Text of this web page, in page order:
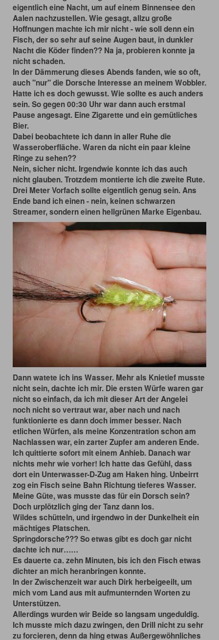
eigentlich eine Nacht, um auf einem Binnensee den
Aalen nachzustellen. Wie gesagt, allzu große
Hoffnungen machte ich mir nicht - wie soll denn ein
Fisch, der so sehr auf seine Augen baut, in dunkler
Nacht die Köder finden?? Na ja, probieren konnte ja
nicht schaden.
In der Dämmerung dieses Abends fanden, wie so oft,
auch "nur" die Dorsche Interesse an meinem Wobbler.
Hatte ich es doch gewusst. Wie sollte es auch anders
sein. So gegen 00:30 Uhr war dann auch erstmal
Pause angesagt. Eine Zigarette und ein gemütliches
Bier.
Dabei beobachtete ich dann in aller Ruhe die
Wasseroberfläche. Waren da nicht ein paar kleine
Ringe zu sehen??
Nein, sicher nicht. Irgendwie konnte ich das auch
nicht glauben. Trotzdem montierte ich die zweite Rute.
Drei Meter Vorfach sollte eigentlich genug sein. Ans
Ende band ich einen - nein, keinen schwarzen
Streamer, sondern einen hellgrünen Marke Eigenbau.
Dann watete ich ins Wasser. Mehr als Knietief musste
nicht sein, dachte ich mir. Die ersten Würfe waren gar
nicht so einfach, da ich mit dieser Art der Angelei
noch nicht so vertraut war, aber nach und nach
funktionierte es dann doch immer besser. Nach
etlichen Würfen, als meine Konzentration schon am
Nachlassen war, ein zarter Zupfer am anderen Ende.
Ich quittierte sofort mit einem Anhieb. Danach war
nichts mehr wie vorher! Ich hatte das Gefühl, dass
dort ein Unterwasser-D-Zug am Haken hing. Unbeirrt
zog ein Fisch seine Bahn Richtung tieferes Wasser.
Meine Güte, was musste das für ein Dorsch sein?
Doch urplötzlich ging der Tanz dann los.
Wildes schütteln, und irgendwo in der Dunkelheit ein
mächtiges Platschen.
Springdorsche??? So etwas gibt es doch gar nicht
dachte ich nur……
Es dauerte ca. zehn Minuten, bis ich den Fisch etwas
dichter an mich heranbringen konnte.
In der Zwischenzeit war auch Dirk herbeigeeilt, um
mich vom Land aus mit aufmunternden Worten zu
Unterstützen.
Allerdings wurden wir Beide so langsam ungeduldig.
Ich musste mich dazu zwingen, den Drill nicht zu sehr
zu forcieren, denn da hing etwas Außergewöhnliches